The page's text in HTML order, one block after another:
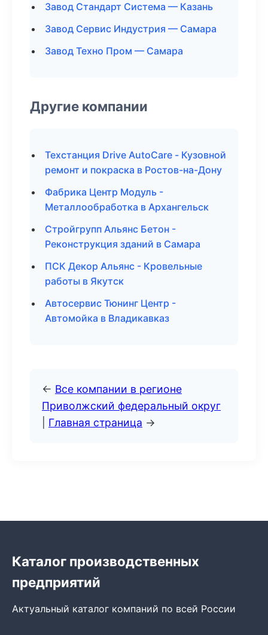
Завод Стандарт Система — Казань
Завод Сервис Индустрия — Самара
Завод Техно Пром — Самара
Другие компании
Техстанция Drive AutoCare - Кузовной
ремонт и покраска в Ростов-на-Дону
Фабрика Центр Модуль -
Металлообработка в Архангельск
Стройгрупп Альянс Бетон -
Реконструкция зданий в Самара
ПСК Декор Альянс - Кровельные
работы в Якутск
Автосервис Тюнинг Центр -
Автомойка в Владикавказ
← Все компании в регионе
Приволжский федеральный округ
Главная страница →
Каталог производственных
предприятий
Актуальный каталог компаний по всей России